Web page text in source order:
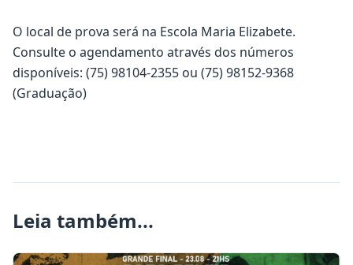
O local de prova será na Escola Maria Elizabete.
Consulte o agendamento através dos números
disponíveis: (75) 98104-2355 ou (75) 98152-9368
(Graduação)
Leia também...